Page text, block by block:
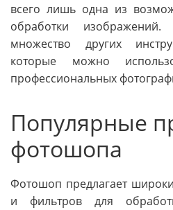
всего лишь одна из
обработки изображений.
множество других
которые можно
профессиональных
Популярные
фотошопа
Фотошоп предлагает
и фильтров для